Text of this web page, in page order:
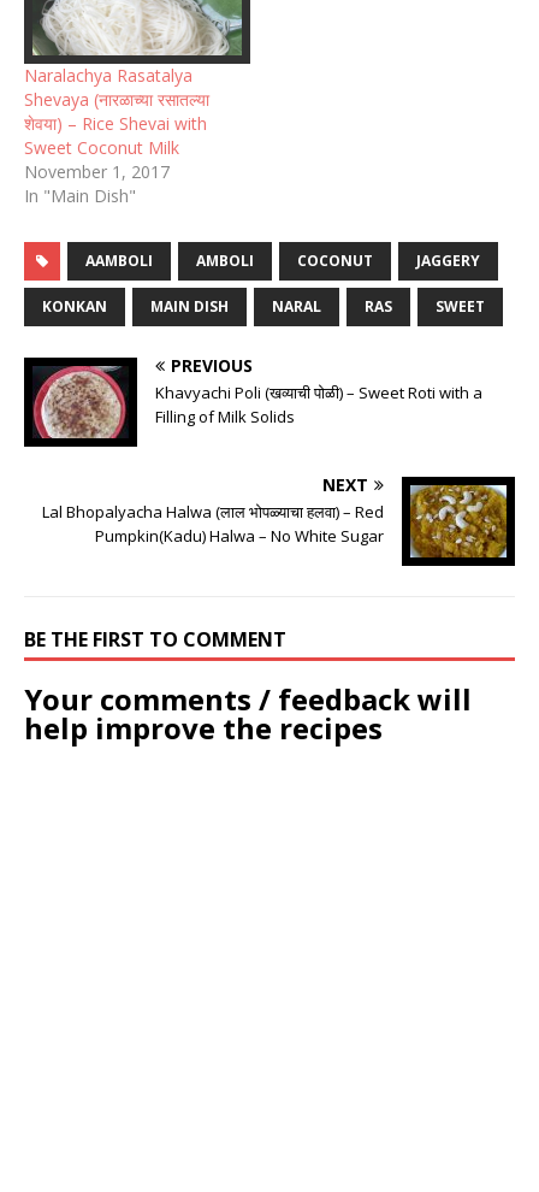
Naralachya Rasatalya
Shevaya (नारळाच्या रसातल्या
शेवया) – Rice Shevai with
Sweet Coconut Milk
November 1, 2017
In "Main Dish"
AAMBOLI AMBOLI COCONUT JAGGERY
KONKAN MAIN DISH NARAL RAS SWEET
PREVIOUS
Khavyachi Poli (खव्याची पोळी) – Sweet Roti with a
Filling of Milk Solids
NEXT
Lal Bhopalyacha Halwa (लाल भोपळ्याचा हलवा) – Red
Pumpkin(Kadu) Halwa – No White Sugar
BE THE FIRST TO COMMENT
Your comments / feedback will
help improve the recipes